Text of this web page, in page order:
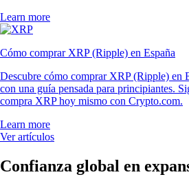
Learn more
Cómo comprar XRP (Ripple) en España
Descubre cómo comprar XRP (Ripple) en
con una guía pensada para principiantes.
compra XRP hoy mismo con Crypto.com.
Learn more
Ver artículos
Confianza global en